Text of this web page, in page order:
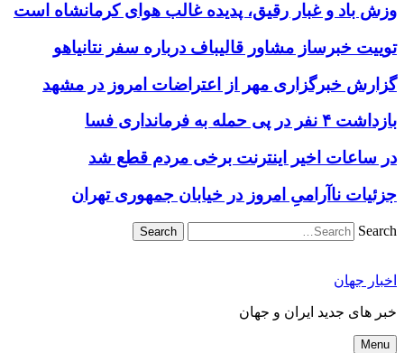
وزش باد و غبار رقیق، پدیده غالب هوای کرمانشاه است
توییت خبرساز مشاور قالیباف درباره سفر نتانیاهو
گزارش خبرگزاری مهر از اعتراضات امروز در مشهد
بازداشت ۴ نفر در پی حمله به فرمانداری فسا
در ساعات اخیر اینترنت برخی مردم قطع شد
جزئیات ناآرامیِ امروز در خیابان جمهوری تهران
Search
اخبار جهان
خبر های جدید ایران و جهان
Menu